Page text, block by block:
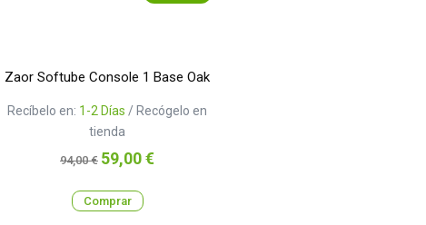
Zaor Softube Console 1 Base Oak
Recíbelo en: 1-2 Días / Recógelo en
tienda
Precio
base
94,00 € Precio
59,00 €
Comprar